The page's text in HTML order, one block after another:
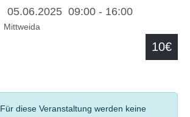
05.06.2025 09:00- 16:00
Mittweida
10€
Für diese Veranstaltung werden keine